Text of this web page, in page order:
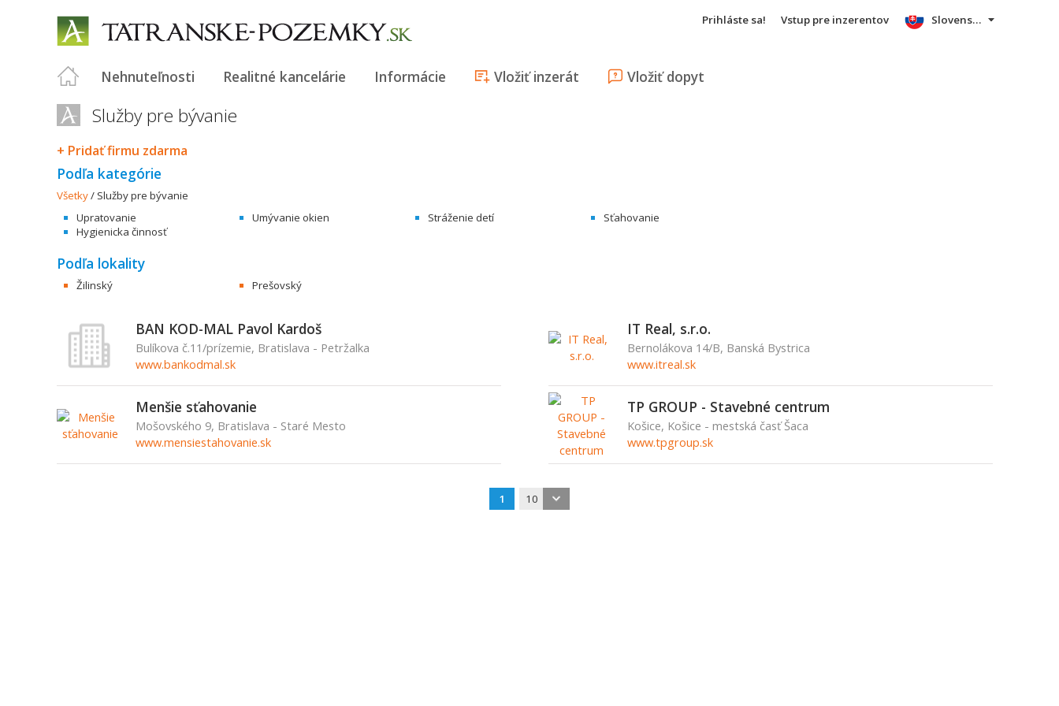
Prihláste sa! Vstup pre inzerentov
Nehnuteľnosti Realitné kancelárie Informácie Vložiť inzerát Vložiť dopyt
Slovensky
Služby pre bývanie
+ Pridať firmu zdarma
Podľa kategórie
Všetky/ Služby pre bývanie
Upratovanie
Umývanie okien Stráženie detí
Sťahovanie
Hygienicka činnosť
Podľa lokality
Žilinský Prešovský
BAN KOD-MAL Pavol Kardoš
Bulíkova č.11/prízemie, Bratislava - Petržalka
www.bankodmal.sk
IT Real, s.r.o.
Bernolákova 14/B, Banská Bystrica
www.itreal.sk
Menšie sťahovanie
Mošovského 9, Bratislava - Staré Mesto
www.mensiestahovanie.sk
TP GROUP - Stavebné centrum
Košice, Košice - mestská časť Šaca
www.tpgroup.sk
1 10